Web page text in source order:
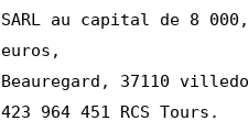
SARL au capital de 8
euros,
Beauregard, 37110
423 964 451 RCS Tours.